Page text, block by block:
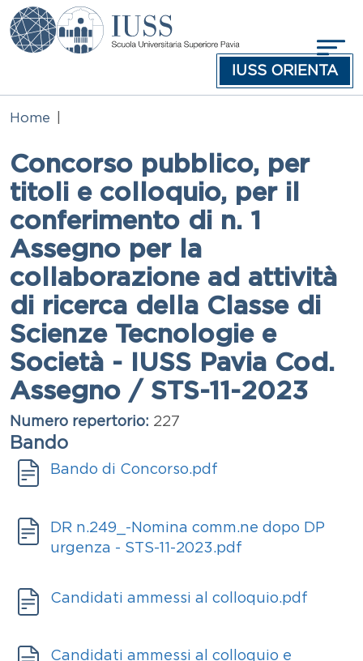
Salta al contenuto principale
IUSS ORIENTA
Home
Concorso pubblico, per
titoli e colloquio, per il
conferimento di n. 1
Assegno per la
collaborazione ad attività
di ricerca della Classe di
Scienze Tecnologie e
Società - IUSS Pavia Cod.
Assegno / STS-11-2023
Numero repertorio 227
Bando
Bando
Documento
Bando di Concorso.pdf
Documenti
Allegati
Documento
DR n.249_-Nomina comm.ne dopo DP
urgenza - STS-11-2023.pdf
Allegati
Documento
Candidati ammessi al colloquio.pdf
Allegati
Documento
Candidati ammessi al colloquio e